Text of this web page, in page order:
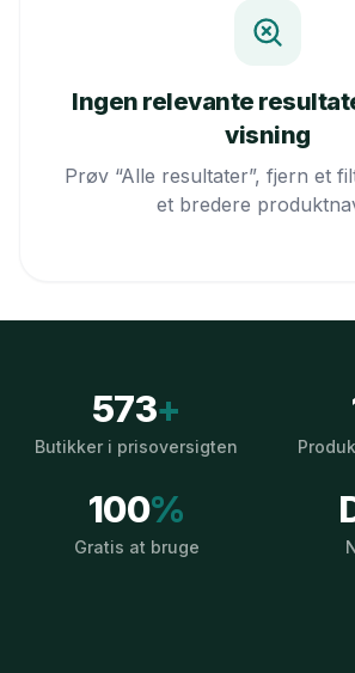
Ingen relevante
visning
Prøv “Alle resultater”, fjern et
et bredere
573+
Butikker i prisoversigten
100%
Gratis at bruge